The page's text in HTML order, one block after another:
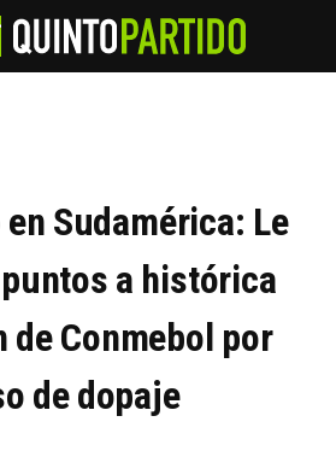
Sudamérica: Le
a histórica
de Conmebol por
de dopaje